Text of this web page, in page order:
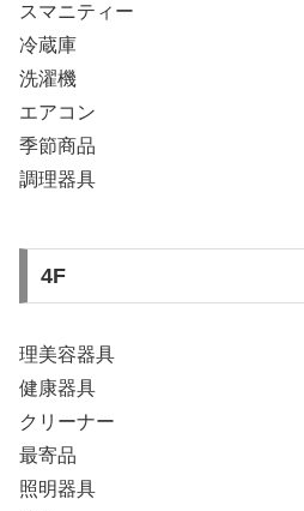
スマニティー
冷蔵庫
洗濯機
エアコン
季節商品
調理器具
4F
理美容器具
健康器具
クリーナー
最寄品
照明器具